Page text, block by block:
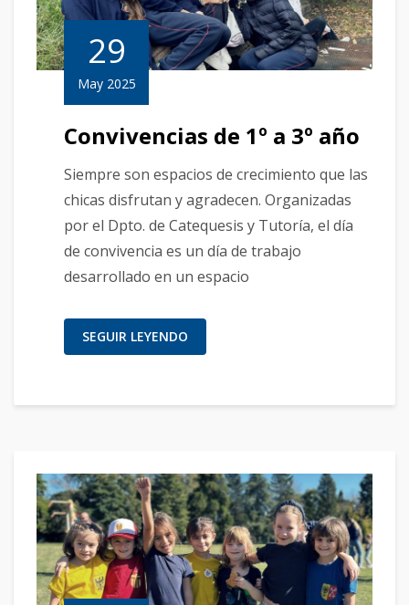
29
May 2025
Convivencias de 1º a 3º año
Siempre son espacios de crecimiento que las
chicas disfrutan y agradecen. Organizadas
por el Dpto. de Catequesis y Tutoría, el día
de convivencia es un día de trabajo
desarrollado en un espacio
SEGUIR LEYENDO